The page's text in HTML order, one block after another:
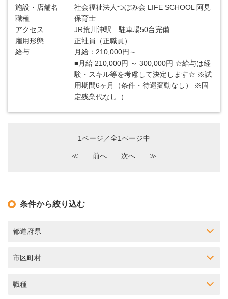
施設・店舗名
社会福祉法人つぼみ会 LIFE SCHOOL 阿見
職種
保育士
アクセス
JR荒川沖駅 駐車場50台完備
雇用形態
正社員（正職員）
給与
月給：210,000円～
■月給 210,000円 ～ 300,000円 ☆給与は経
験・スキル等を考慮して決定します☆ ※試
用期間6ヶ月（条件・待遇変動なし） ※固
定残業代なし（...
1ページ／全1ページ中
≪ 前へ 次へ ≫
条件から絞り込む
都道府県
市区町村
職種